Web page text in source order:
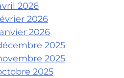
2026
2026
2026
2025
2025
2025